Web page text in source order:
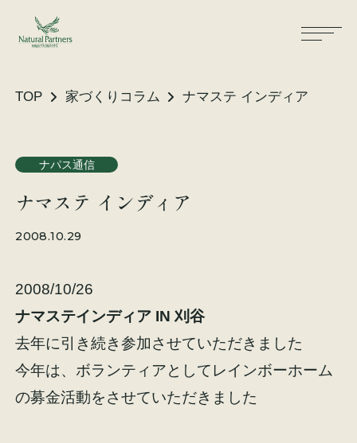
TOP 家づくりコラム ナマステ インディア
ナパス通信
ナマステ インディア
2008.10.29
2008/10/26
ナマステインディア IN 刈谷
去年に引き続き参加させていただきました
今年は、ボランティアとしてレインボーホーム
の募金活動をさせていただきました
大工が建てる家
気候風土適応住宅
性能・素材
リノベーション
保証・保険